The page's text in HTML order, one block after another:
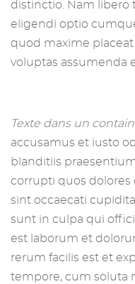
distinctio. Nam libero
eligendi optio
quod maxime
voluptas assumenda
Texte dans un
accusamus et iusto
blanditiis
corrupti quos dolores
sint occaecati
sunt in culpa qui
est laborum et
rerum facilis est et
tempore, cum soluta